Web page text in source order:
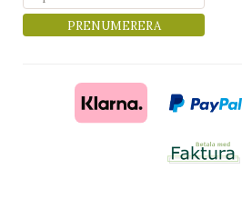
PRENUMERERA